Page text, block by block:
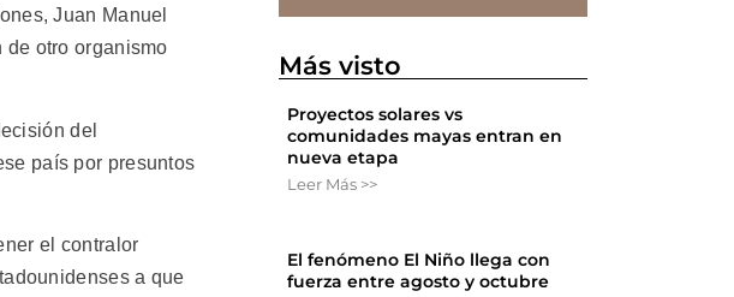
Juan Manuel
otro organismo
del
país por presuntos
el contralor
a que
Más visto
Proyectos solares vs
comunidades mayas entran en
nueva etapa
Leer Más >>
El fenómeno El Niño llega con
fuerza entre agosto y octubre